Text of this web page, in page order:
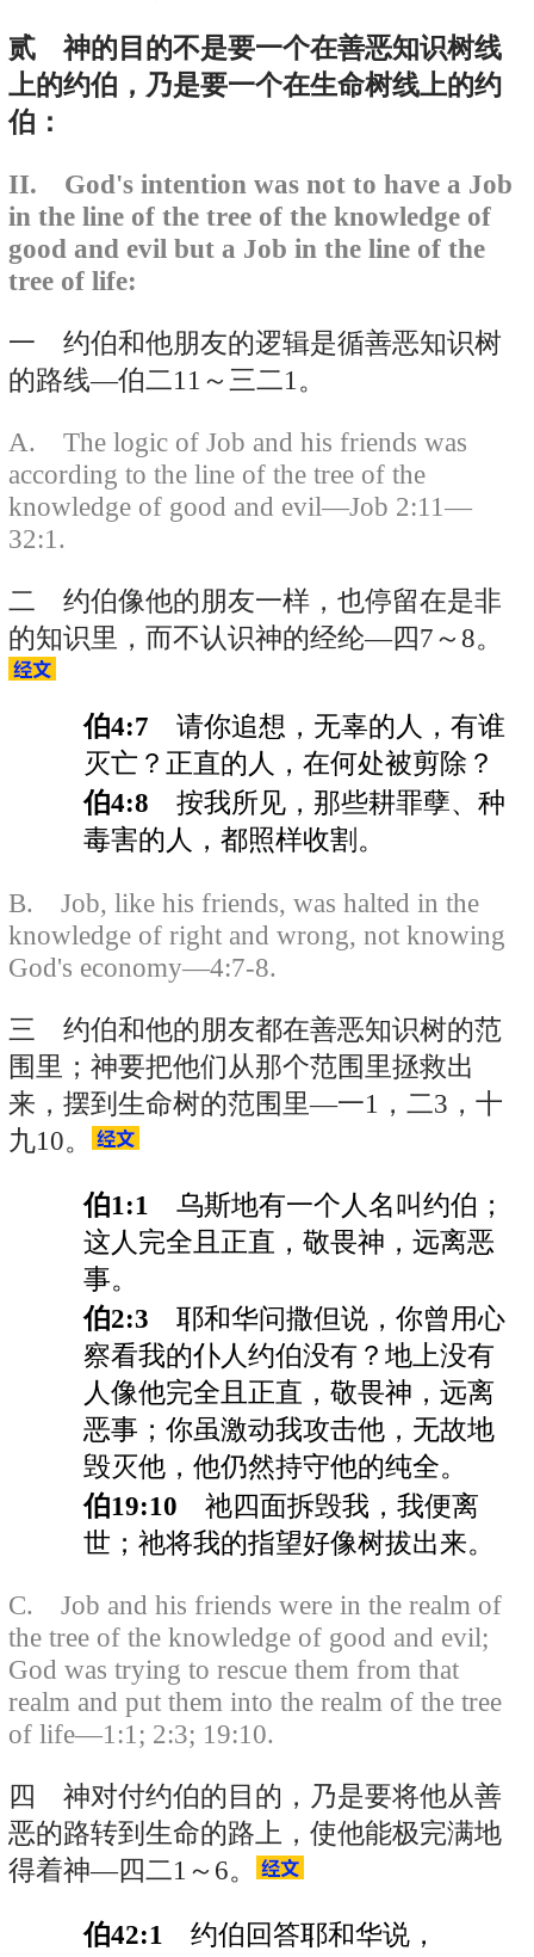
贰 神的目的不是要一个在善恶知识树线
上的约伯，乃是要一个在生命树线上的约
伯：
II. God's intention was not to have a Job
in the line of the tree of the knowledge of
good and evil but a Job in the line of the
tree of life:
一 约伯和他朋友的逻辑是循善恶知识树
的路线—伯二11～三二1。
A. The logic of Job and his friends was
according to the line of the tree of the
knowledge of good and evil—Job 2:11—
32:1.
二 约伯像他的朋友一样，也停留在是非
的知识里，而不认识神的经纶—四7～8。
伯4:7 请你追想，无辜的人，有谁
灭亡？正直的人，在何处被剪除？
伯4:8 按我所见，那些耕罪孽、种
毒害的人，都照样收割。
B. Job, like his friends, was halted in the
knowledge of right and wrong, not knowing
God's economy—4:7-8.
三 约伯和他的朋友都在善恶知识树的范
围里；神要把他们从那个范围里拯救出
来，摆到生命树的范围里—一1，二3，十
九10。
伯1:1
乌斯地有一个人名叫约伯；
这人完全且正直，敬畏神，远离恶
事。
伯2:3 耶和华问撒但说，你曾用心
察看我的仆人约伯没有？地上没有
人像他完全且正直，敬畏神，远离
恶事；你虽激动我攻击他，无故地
毁灭他，他仍然持守他的纯全。
伯19:10 祂四面拆毁我，我便离
世；祂将我的指望好像树拔出来。
C. Job and his friends were in the realm of
the tree of the knowledge of good and evil;
God was trying to rescue them from that
realm and put them into the realm of the tree
of life—1:1; 2:3; 19:10.
四 神对付约伯的目的，乃是要将他从善
恶的路转到生命的路上，使他能极完满地
得着神—四二1～6。
伯42:1 约伯回答耶和华说，